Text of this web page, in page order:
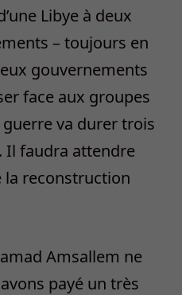
Libye à deux
– toujours en
gouvernements
face aux groupes
va durer trois
Il faudra attendre
la reconstruction
Amsallem ne
payé un très